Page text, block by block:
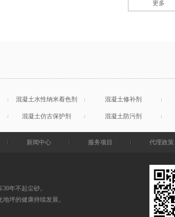
更多
混凝土水性纳米着色剂 混凝土修补剂
混凝土仿古保护剂 混凝土防污剂
新闻中心 服务项目 代理政策
年不起尘砂。
坪的健康持续发展。